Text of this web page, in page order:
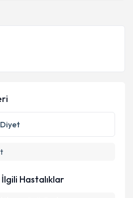
e-posta ile
işlenmesine ilişkin
ve kişisel verilerimin belirtilen
Hastalıklar